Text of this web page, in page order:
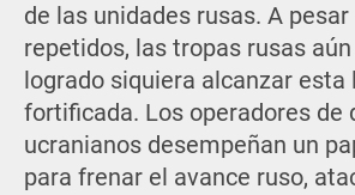
de las unidades rusas. A
repetidos, las tropas rusas
logrado siquiera alcanzar esta
fortificada. Los operadores de
ucranianos desempeñan un
para frenar el avance ruso,